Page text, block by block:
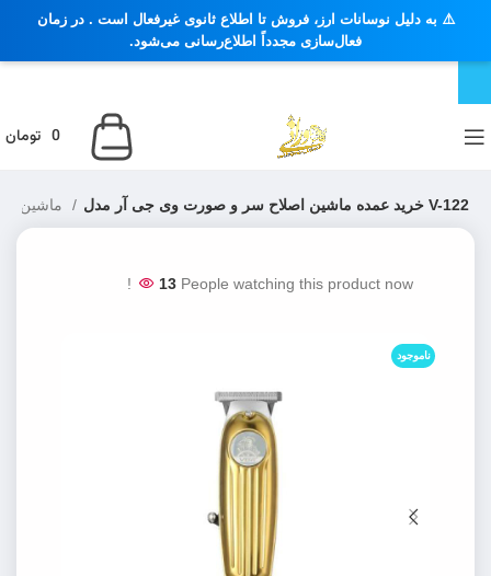
0 تومان
خرید عمده ماشین اصلاح سر و صورت وی جی آر مدل V-122
13 People watching this product now!
ناموجود
⚠️ به دلیل نوسانات ارز، فروش تا اطلاع ثانوی غیرفعال است . در زمان
فعال‌سازی مجدداً اطلاع‌رسانی می‌شود.